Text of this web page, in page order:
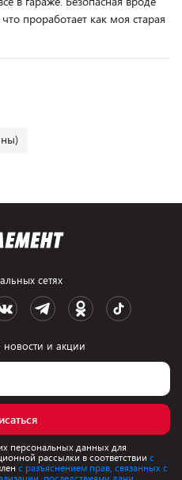
проработает как моя старая
сетях
новости и акции
персональных данных для
рассылки в соответствии с
с разъяснением прав, связанных с